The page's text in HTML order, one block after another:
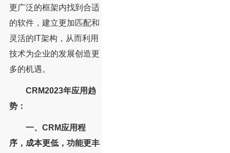
更广泛的框架内找到合适
的软件，建立更加匹配和
灵活的IT架构，从而利用
技术为企业的发展创造更
多的机遇。
CRM2023年应用趋
势：
一、CRM应用程
序，成本更低，功能更丰